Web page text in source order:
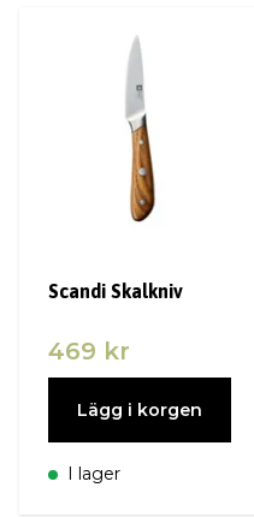
Scandi Skalkniv
469 kr
Lägg i korgen
I lager